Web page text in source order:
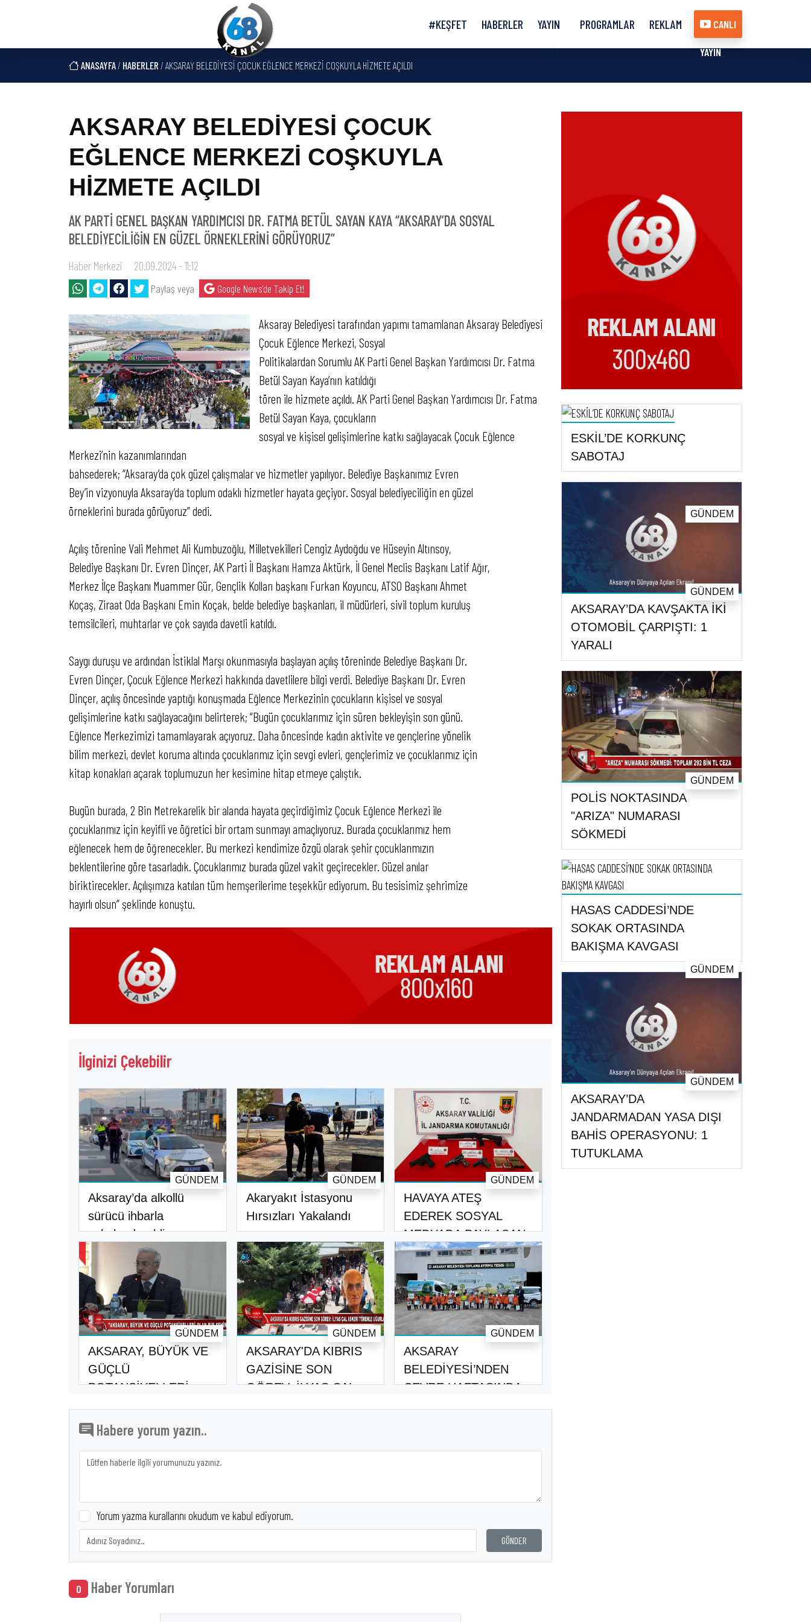
#KEŞFET HABERLER
YAYIN
AKIŞI
PROGRAMLAR REKLAM CANLI
YAYIN
ANASAYFA/ HABERLER / AKSARAY BELEDİYESİ ÇOCUK EĞLENCE MERKEZİ COŞKUYLA HİZMETE AÇILDI
AKSARAY BELEDİYESİ ÇOCUK
EĞLENCE MERKEZİ COŞKUYLA
HİZMETE AÇILDI
AK PARTİ GENEL BAŞKAN YARDIMCISI DR. FATMA BETÜL SAYAN KAYA “AKSARAY’DA SOSYAL
BELEDİYECİLİĞİN EN GÜZEL ÖRNEKLERİNİ GÖRÜYORUZ”
Haber Merkezi 20.09.2024 - 11:12
Paylaş veya Google News'de Takip Et!
Aksaray Belediyesi tarafından yapımı tamamlanan Aksaray Belediyesi
Çocuk Eğlence Merkezi, Sosyal
Politikalardan Sorumlu AK Parti Genel Başkan Yardımcısı Dr. Fatma
Betül Sayan Kaya’nın katıldığı
tören ile hizmete açıldı. AK Parti Genel Başkan Yardımcısı Dr. Fatma
Betül Sayan Kaya, çocukların
sosyal ve kişisel gelişimlerine katkı sağlayacak Çocuk Eğlence
Merkezi’nin kazanımlarından
bahsederek; “Aksaray’da çok güzel çalışmalar ve hizmetler yapılıyor. Belediye Başkanımız Evren
Bey’in vizyonuyla Aksaray’da toplum odaklı hizmetler hayata geçiyor. Sosyal belediyeciliğin en güzel
örneklerini burada görüyoruz” dedi.
Açılış törenine Vali Mehmet Ali Kumbuzoğlu, Milletvekilleri Cengiz Aydoğdu ve Hüseyin Altınsoy,
Belediye Başkanı Dr. Evren Dinçer, AK Parti İl Başkanı Hamza Aktürk, İl Genel Meclis Başkanı Latif Ağır,
Merkez İlçe Başkanı Muammer Gür, Gençlik Kolları başkanı Furkan Koyuncu, ATSO Başkanı Ahmet
Koçaş, Ziraat Oda Başkanı Emin Koçak, belde belediye başkanları, il müdürleri, sivil toplum kuruluş
temsilcileri, muhtarlar ve çok sayıda davetli katıldı.
Saygı duruşu ve ardından İstiklal Marşı okunmasıyla başlayan açılış töreninde Belediye Başkanı Dr.
Evren Dinçer, Çocuk Eğlence Merkezi hakkında davetlilere bilgi verdi. Belediye Başkanı Dr. Evren
Dinçer, açılış öncesinde yaptığı konuşmada Eğlence Merkezinin çocukların kişisel ve sosyal
gelişimlerine katkı sağlayacağını belirterek; “Bugün çocuklarımız için süren bekleyişin son günü.
Eğlence Merkezimizi tamamlayarak açıyoruz. Daha öncesinde kadın aktivite ve gençlerine yönelik
bilim merkezi, devlet koruma altında çocuklarımız için sevgi evleri, gençlerimiz ve çocuklarımız için
kitap konakları açarak toplumuzun her kesimine hitap etmeye çalıştık.
Bugün burada, 2 Bin Metrekarelik bir alanda hayata geçirdiğimiz Çocuk Eğlence Merkezi ile
çocuklarımız için keyifli ve öğretici bir ortam sunmayı amaçlıyoruz. Burada çocuklarımız hem
eğlenecek hem de öğrenecekler. Bu merkezi kendimize özgü olarak şehir çocuklarımızın
beklentilerine göre tasarladık. Çocuklarımız burada güzel vakit geçirecekler. Güzel anılar
biriktirecekler. Açılışımıza katılan tüm hemşerilerime teşekkür ediyorum. Bu tesisimiz şehrimize
hayırlı olsun” şeklinde konuştu.
İlginizi Çekebilir
Aksaray’da alkollü
sürücü ihbarla
yakalandı, ehliy..
GÜNDEM
Akaryakıt İstasyonu
Hırsızları Yakalandı
GÜNDEM
HAVAYA ATEŞ
EDEREK SOSYAL
MEDYADA PAYLAŞAN
İKİ ŞAH..
GÜNDEM
AKSARAY, BÜYÜK VE
GÜÇLÜ
POTANSİYELLERİ
GÜNDEM
AKSARAY'DA KIBRIS
GAZİSİNE SON
GÖREV: İLYAS ÇAL
GÜNDEM
AKSARAY
BELEDİYESİ’NDEN
ÇEVRE HAFTASINDA
GÜNDEM
Habere yorum yazın..
Yorum yazma kurallarını okudum ve kabul ediyorum.
GÖNDER
0 Haber Yorumları
ESKİL’DE KORKUNÇ
SABOTAJ
GÜNDEM
AKSARAY’DA KAVŞAKTA İKİ
OTOMOBİL ÇARPIŞTI: 1
YARALI
GÜNDEM
POLİS NOKTASINDA
"ARIZA" NUMARASI
SÖKMEDİ
GÜNDEM
HASAS CADDESİ’NDE
SOKAK ORTASINDA
BAKIŞMA KAVGASI
GÜNDEM
AKSARAY’DA
JANDARMADAN YASA DIŞI
BAHİS OPERASYONU: 1
TUTUKLAMA
GÜNDEM